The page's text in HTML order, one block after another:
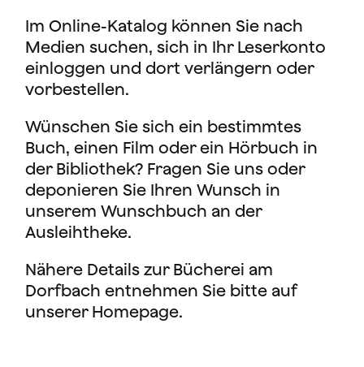
ImOnline-Katalog können Sie nach
Medien suchen, sich in Ihr Leserkonto
einloggen und dort verlängern oder
vorbestellen.
Wünschen Sie sich ein bestimmtes
Buch, einen Film oder ein Hörbuch in
der Bibliothek? Fragen Sie uns oder
deponieren Sie Ihren Wunsch in
unserem Wunschbuch an der
Ausleihtheke.
Nähere Details zur Bücherei am
Dorfbach entnehmen Sie bitte auf
unserer Homepage.